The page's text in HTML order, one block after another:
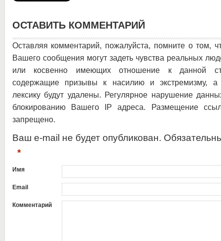
ОСТАВИТЬ КОММЕНТАРИЙ
Оставляя комментарий, пожалуйста, помните о том,
Вашего сообщения могут задеть чувства реальных
или косвенно имеющих отношение к данной
содержащие призывы к насилию и экстремизму, а
лексику будут удалены. Регулярное нарушение
блокированию Вашего IP адреса. Размещение
запрещено.
Ваш e-mail не будет опубликован.
*
Имя
Email
Комментарий